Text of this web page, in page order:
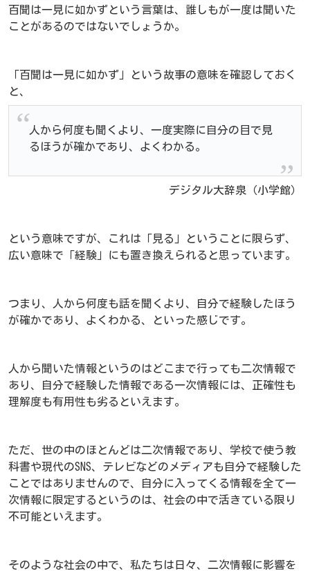
百聞は一見に如かずという言葉は、誰しもが一度は聞いた
ことがあるのではないでしょうか。
「百聞は一見に如かず」という故事の意味を確認しておく
と、
人から何度も聞くより、一度実際に自分の目で見
るほうが確かであり、よくわかる。
デジタル大辞泉（小学館）
という意味ですが、これは「見る」ということに限らず、
広い意味で「経験」にも置き換えられると思っています。
つまり、人から何度も話を聞くより、自分で経験したほう
が確かであり、よくわかる、といった感じです。
人から聞いた情報というのはどこまで行っても二次情報で
あり、自分で経験した情報である一次情報には、正確性も
理解度も有用性も劣るといえます。
ただ、世の中のほとんどは二次情報であり、学校で使う教
科書や現代のSNS、テレビなどのメディアも自分で経験した
ことではありませんので、自分に入ってくる情報を全て一
次情報に限定するというのは、社会の中で活きている限り
不可能といえます。
そのような社会の中で、私たちは日々、二次情報に影響を